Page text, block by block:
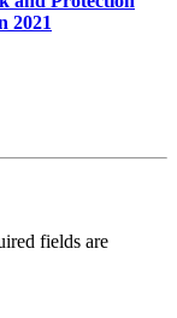
2021
fields are